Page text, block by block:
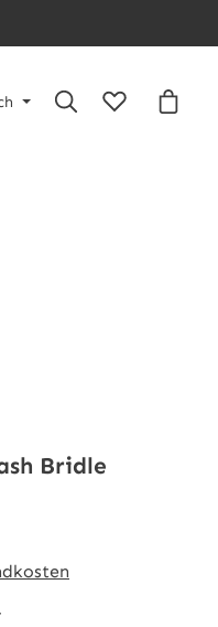
Du hast 0
Bridle